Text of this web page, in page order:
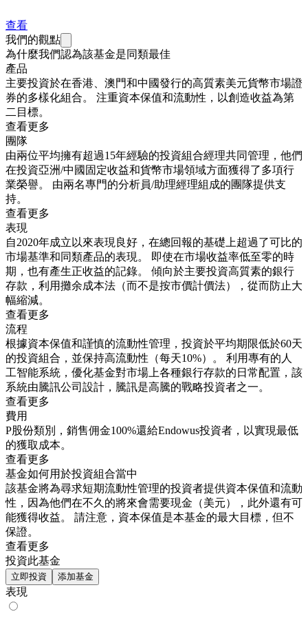
查看
我們的觀點
為什麼我們認為該基金是同類最佳
產品
主要投資於在香港、澳門和中國發行的高質素美元貨幣市場證
券的多樣化組合。 注重資本保值和流動性，以創造收益為第
二目標。
查看更多
團隊
由兩位平均擁有超過15年經驗的投資組合經理共同管理，他們
在投資亞洲/中國固定收益和貨幣市場領域方面獲得了多項行
業榮譽。 由兩名專門的分析員/助理經理組成的團隊提供支
持。
查看更多
表現
自2020年成立以來表現良好，在總回報的基礎上超過了可比的
市場基準和同類產品的表現。 即使在市場收益率低至零的時
期，也有產生正收益的記錄。 傾向於主要投資高質素的銀行
存款，利用攤余成本法（而不是按市價計價法），從而防止大
幅縮減。
查看更多
流程
根據資本保值和謹慎的流動性管理，投資於平均期限低於60天
的投資組合，並保持高流動性（每天10%）。 利用專有的人
工智能系統，優化基金對市場上各種銀行存款的日常配置，該
系統由騰訊公司設計，騰訊是高騰的戰略投資者之一。
查看更多
費用
P股份類別，銷售佣金100%還給Endowus投資者，以實現最低
的獲取成本。
查看更多
基金如何用於投資組合當中
該基金將為尋求短期流動性管理的投資者提供資本保值和流動
性，因為他們在不久的將來會需要現金（美元），此外還有可
能獲得收益。 請注意，資本保值是本基金的最大目標，但不
保證。
查看更多
投資此基金
立即投資 添加基金
表現